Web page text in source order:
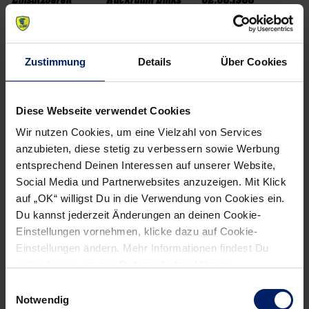
Zustimmung Details Über Cookies
Diese Webseite verwendet Cookies
Wir nutzen Cookies, um eine Vielzahl von Services
anzubieten, diese stetig zu verbessern sowie Werbung
entsprechend Deinen Interessen auf unserer Website,
Social Media und Partnerwebsites anzuzeigen. Mit Klick
auf „OK“ willigst Du in die Verwendung von Cookies ein.
Du kannst jederzeit Änderungen an deinen Cookie-
Einstellungen vornehmen, klicke dazu auf Cookie-
Einstellungen ändern. Mehr Informationen findest Du
Notwendig
Größe in cm
Im Verein seit
65 Lukas Nilsson
Status
Position
Größe in cm
192 cm
Nationalität
Schweden
Im Verein seit
01.08.2020
2 Andy Schmid
Status
Einsatzbereit
Position
Rückraum Mitte
Geburtsdatum
30.08.1983
Größe in cm
Nationalität
Im Verein seit